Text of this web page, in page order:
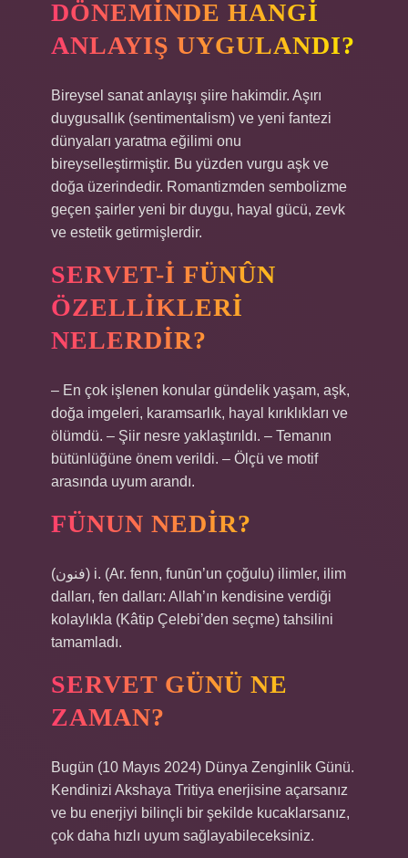
DÖNEMINDE HANGI
ANLAYIŞ UYGULANDI?
Bireysel sanat anlayışı şiire hakimdir. Aşırı
duygusallık (sentimentalism) ve yeni fantezi
dünyaları yaratma eğilimi onu
bireyselleştirmiştir. Bu yüzden vurgu aşk ve
doğa üzerindedir. Romantizmden sembolizme
geçen şairler yeni bir duygu, hayal gücü, zevk
ve estetik getirmişlerdir.
SERVET-I FÜNÛN
ÖZELLIKLERI
NELERDIR?
– En çok işlenen konular gündelik yaşam, aşk,
doğa imgeleri, karamsarlık, hayal kırıklıkları ve
ölümdü. – Şiir nesre yaklaştırıldı. – Temanın
bütünlüğüne önem verildi. – Ölçü ve motif
arasında uyum arandı.
FÜNUN NEDIR?
(ﻓﻨﻮﻥ) i. (Ar. fenn, funūn’un çoğulu) ilimler, ilim
dalları, fen dalları: Allah’ın kendisine verdiği
kolaylıkla (Kâtip Çelebi’den seçme) tahsilini
tamamladı.
SERVET GÜNÜ NE
ZAMAN?
Bugün (10 Mayıs 2024) Dünya Zenginlik Günü.
Kendinizi Akshaya Tritiya enerjisine açarsanız
ve bu enerjiyi bilinçli bir şekilde kucaklarsanız,
çok daha hızlı uyum sağlayabileceksiniz.